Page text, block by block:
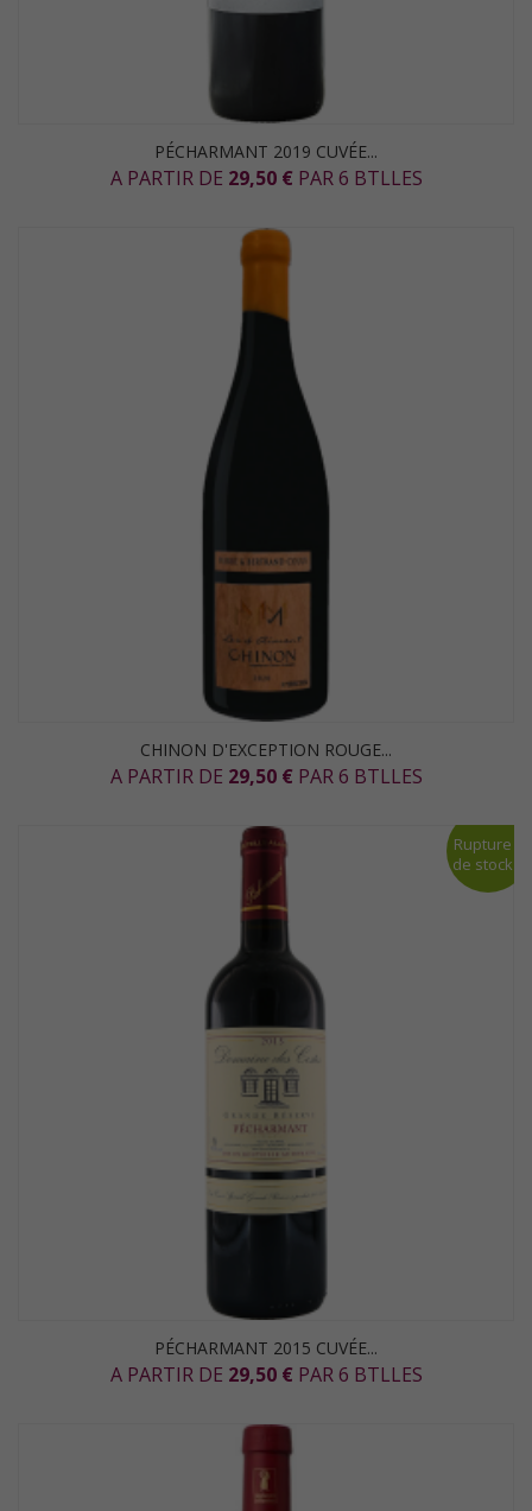
PÉCHARMANT 2019 CUVÉE...
A PARTIR DE 29,50 € PAR 6 BTLLES
CHINON D'EXCEPTION ROUGE...
A PARTIR DE 29,50 € PAR 6 BTLLES
Rupture
de stock
PÉCHARMANT 2015 CUVÉE...
A PARTIR DE 29,50 € PAR 6 BTLLES